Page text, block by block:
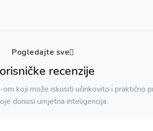
Pogledajte sve
recenzije
-om koji može iskusiti učinkovito i praktično
donosi umjetna inteligencija.